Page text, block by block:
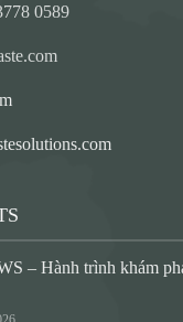
0589
– Hành trình khám